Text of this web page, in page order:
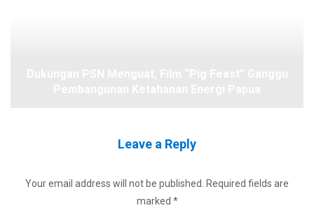
Leave a Reply
Your email address will not be published. Required fields are
marked *